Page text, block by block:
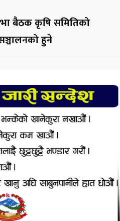
सभा बैठक कृषि समितिको
हुने